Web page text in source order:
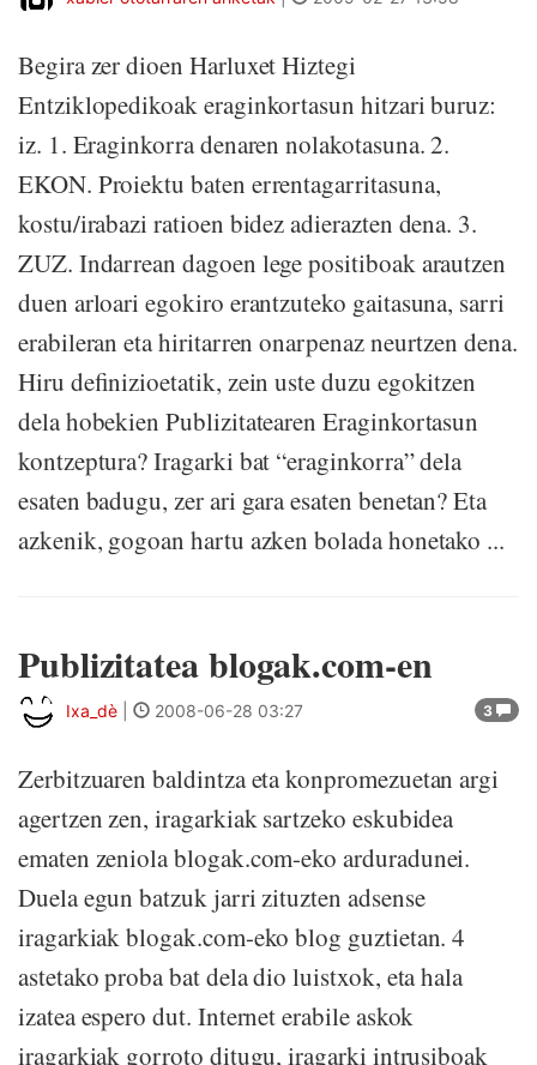
Begira zer dioen Harluxet Hiztegi
Entziklopedikoak eraginkortasun hitzari buruz:
iz. 1. Eraginkorra denaren nolakotasuna. 2.
EKON. Proiektu baten errentagarritasuna,
kostu/irabazi ratioen bidez adierazten dena. 3.
ZUZ. Indarrean dagoen lege positiboak arautzen
duen arloari egokiro erantzuteko gaitasuna, sarri
erabileran eta hiritarren onarpenaz neurtzen dena.
Hiru definizioetatik, zein uste duzu egokitzen
dela hobekien Publizitatearen Eraginkortasun
kontzeptura? Iragarki bat “eraginkorra” dela
esaten badugu, zer ari gara esaten benetan? Eta
azkenik, gogoan hartu azken bolada honetako ...
Publizitatea blogak.com-en
3
Ixa_dè 2008-06-28 03:27
Zerbitzuaren baldintza eta konpromezuetan argi
agertzen zen, iragarkiak sartzeko eskubidea
ematen zeniola blogak.com-eko arduradunei.
Duela egun batzuk jarri zituzten adsense
iragarkiak blogak.com-eko blog guztietan. 4
astetako proba bat dela dio luistxok, eta hala
izatea espero dut. Internet erabile askok
iragarkiak gorroto ditugu, iragarki intrusiboak